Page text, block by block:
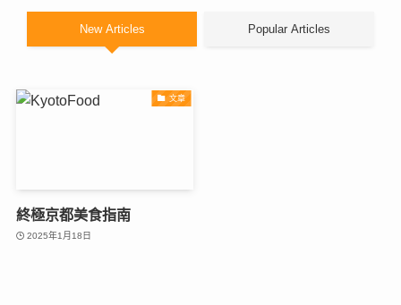
New Articles Popular Articles
文章
終極京都美食指南
2025年1月18日